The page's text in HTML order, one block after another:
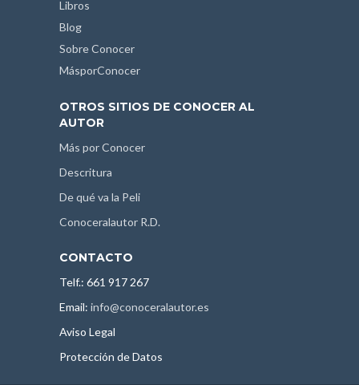
Libros
Blog
Sobre Conocer
MásporConocer
OTROS SITIOS DE CONOCER AL
AUTOR
Más por Conocer
Descritura
De qué va la Peli
Conoceralautor R.D.
CONTACTO
Telf.: 661 917 267
Email: info@conoceralautor.es
Aviso Legal
Protección de Datos